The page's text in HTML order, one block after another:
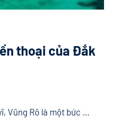
thoại của Đắk
Vũng Rô là một bức …